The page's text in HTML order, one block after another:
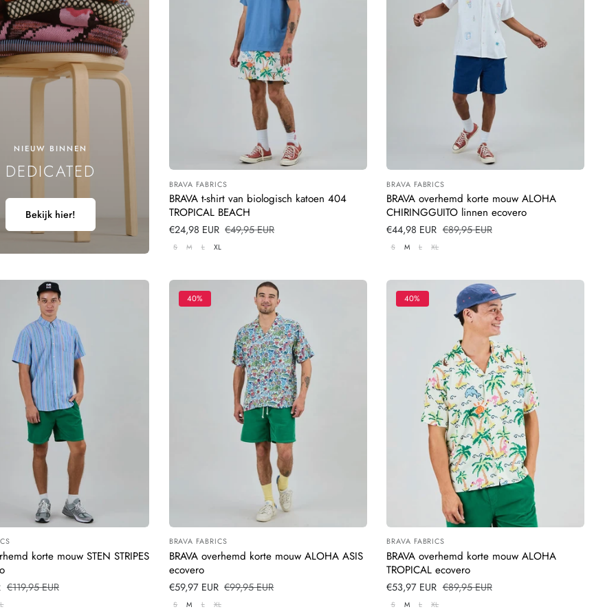
N
G
:
NIEUW BINNEN
DEDICATED
Bekijk hier!
Leverancier:
BRAVA FABRICS
BRAVA t-shirt van biologisch katoen 404
TROPICAL BEACH
Verkoopprijs
€24,98 EUR Normale
€49,95 EUR
S M L XL
Leverancier:
BRAVA FABRICS
BRAVA overhemd korte mouw ALOHA
CHIRINGGUITO linnen ecovero
Verkoopprijs
€44,98 EUR Normale
€89,95 EUR
S M L XL
korte mouw STEN STRIPES
Normale
€119,95 EUR
40%
Leverancier:
BRAVA FABRICS
BRAVA overhemd korte mouw ALOHA ASIS
ecovero
Verkoopprijs
€59,97 EUR Normale
€99,95 EUR
S M L XL
40%
Leverancier:
BRAVA FABRICS
BRAVA overhemd korte mouw ALOHA
TROPICAL ecovero
Verkoopprijs
€53,97 EUR Normale
€89,95 EUR
S M L XL